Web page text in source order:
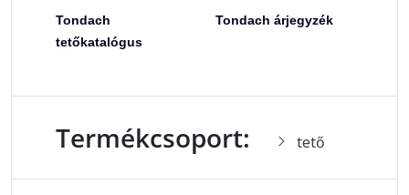
Tondach
tetőkatalógus
Tondach árjegyzék
Termékcsoport: tető